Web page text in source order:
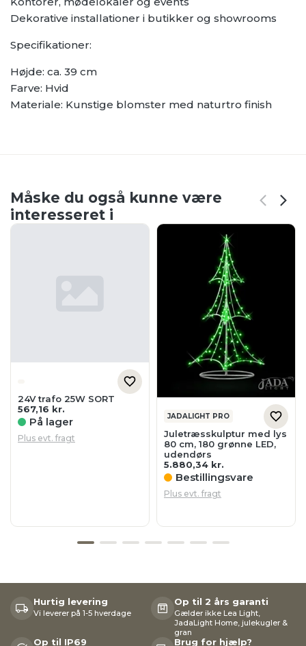
Dekorative installationer i butikker og showrooms
Specifikationer:
Højde: ca. 39 cm
Farve: Hvid
Materiale: Kunstige blomster med naturtro finish
Måske du også kunne være
interesseret i
24V trafo 25W SORT
567,16 kr.
På lager
Plus evt. fragt
JADALIGHT PRO
Juletræsskulptur med lys
80 cm, 180 grønne LED,
udendørs
5.880,34 kr.
Bestillingsvare
Plus evt. fragt
Hurtig levering
Vi leverer på 1-5 hverdage
Op til 2 års garanti
Gælder ikke Lea Light,
JadaLight Home, julekugler &
gran
Op til IP69 Brug for hjælp?